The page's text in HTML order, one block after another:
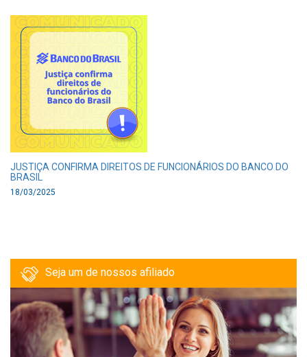
JUSTIÇA CONFIRMA DIREITOS DE FUNCIONÁRIOS DO BANCO DO
BRASIL
18/03/2025
Seja um de nossos afiliado